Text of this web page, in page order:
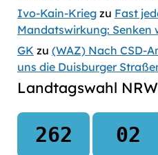
Ivo-Kain-Kriegzu Fast
Mandatswirkung: Senken
GK zu (WAZ) Nach CSD-
uns die Duisburger
Landtagswahl NRW
262 02